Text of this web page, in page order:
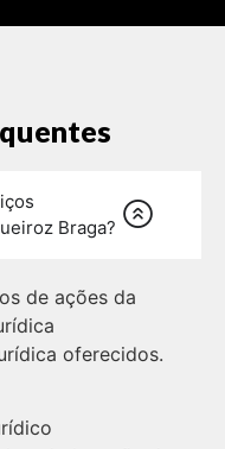
Braga?
de ações da
oferecidos.